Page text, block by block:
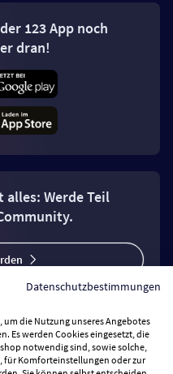
123 App noch
dran!
alles: Werde Teil
Datenschutzbestimmungen
um die Nutzung unseres Angebotes
Es werden Cookies eingesetzt, die
notwendig sind, sowie solche,
für Komforteinstellungen oder zur